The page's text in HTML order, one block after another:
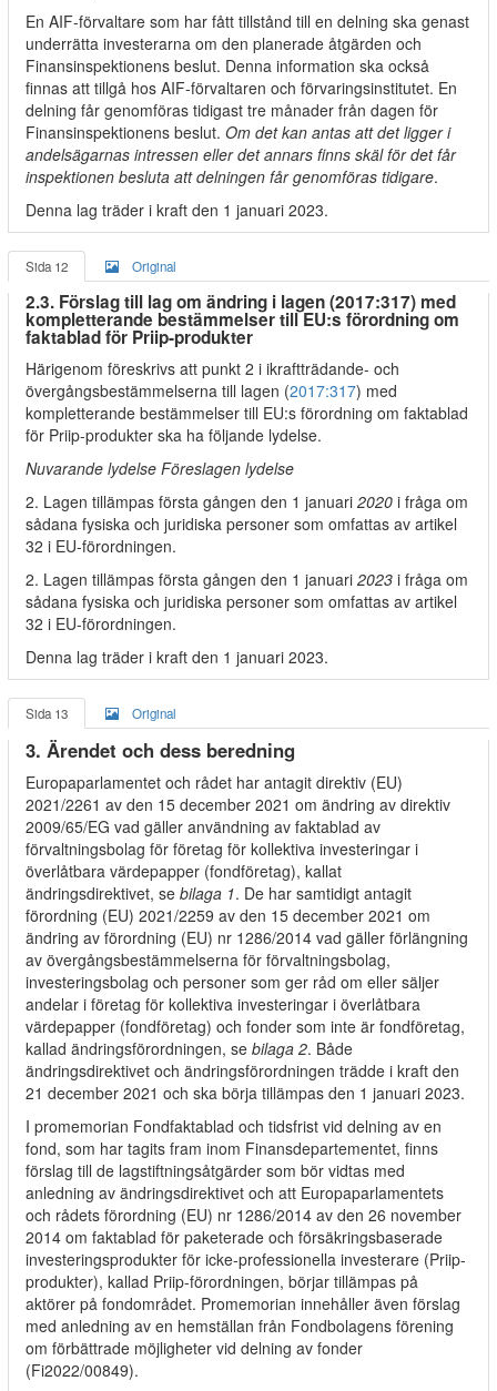
En AIF-förvaltare som har fått tillstånd till en delning ska genast
underrätta investerarna om den planerade åtgärden och
Finansinspektionens beslut. Denna information ska också
finnas att tillgå hos AIF-förvaltaren och förvaringsinstitutet. En
delning får genomföras tidigast tre månader från dagen för
Finansinspektionens beslut. Om det kan antas att det ligger i
andelsägarnas intressen eller det annars finns skäl för det får
inspektionen besluta att delningen får genomföras tidigare.
Denna lag träder i kraft den 1 januari 2023.
Sida 12 Original
2.3. Förslag till lag om ändring i lagen (2017:317) med
kompletterande bestämmelser till EU:s förordning om
faktablad för Priip-produkter
Härigenom föreskrivs att punkt 2 i ikraftträdande- och
övergångsbestämmelserna till lagen (2017:317) med
kompletterande bestämmelser till EU:s förordning om faktablad
för Priip-produkter ska ha följande lydelse.
Nuvarande lydelse Föreslagen lydelse
2. Lagen tillämpas första gången den 1 januari 2020 i fråga om
sådana fysiska och juridiska personer som omfattas av artikel
32 i EU-förordningen.
2. Lagen tillämpas första gången den 1 januari 2023 i fråga om
sådana fysiska och juridiska personer som omfattas av artikel
32 i EU-förordningen.
Denna lag träder i kraft den 1 januari 2023.
Sida 13 Original
3. Ärendet och dess beredning
Europaparlamentet och rådet har antagit direktiv (EU)
2021/2261 av den 15 december 2021 om ändring av direktiv
2009/65/EG vad gäller användning av faktablad av
förvaltningsbolag för företag för kollektiva investeringar i
överlåtbara värdepapper (fondföretag), kallat
ändringsdirektivet, se bilaga 1. De har samtidigt antagit
förordning (EU) 2021/2259 av den 15 december 2021 om
ändring av förordning (EU) nr 1286/2014 vad gäller förlängning
av övergångsbestämmelserna för förvaltningsbolag,
investeringsbolag och personer som ger råd om eller säljer
andelar i företag för kollektiva investeringar i överlåtbara
värdepapper (fondföretag) och fonder som inte är fondföretag,
kallad ändringsförordningen, se bilaga 2. Både
ändringsdirektivet och ändringsförordningen trädde i kraft den
21 december 2021 och ska börja tillämpas den 1 januari 2023.
I promemorian Fondfaktablad och tidsfrist vid delning av en
fond, som har tagits fram inom Finansdepartementet, finns
förslag till de lagstiftningsåtgärder som bör vidtas med
anledning av ändringsdirektivet och att Europaparlamentets
och rådets förordning (EU) nr 1286/2014 av den 26 november
2014 om faktablad för paketerade och försäkringsbaserade
investeringsprodukter för icke-professionella investerare (Priip-
produkter), kallad Priip-förordningen, börjar tillämpas på
aktörer på fondområdet. Promemorian innehåller även förslag
med anledning av en hemställan från Fondbolagens förening
om förbättrade möjligheter vid delning av fonder
(Fi2022/00849).